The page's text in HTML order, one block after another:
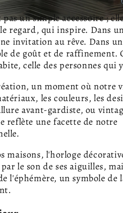
un simple accessoire ;
regard, qui inspire. Dans
invitation au rêve. Dans
de goût et de raffinement.
celle des personnes qui
un moment où notre
les couleurs, les
avant-gardiste, ou
reflète une facette de notre
maisons, l'horloge
le son de ses aiguilles,
l'éphémère, un symbole de